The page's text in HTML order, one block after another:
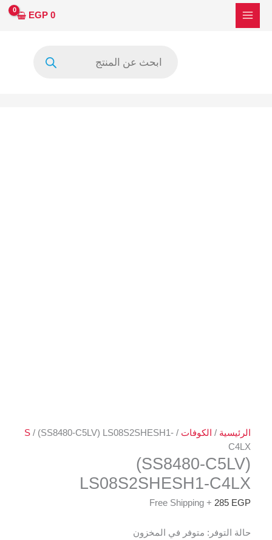
تخطي
0
EGP
الرئيسية / الكوفات /
S / (SS8480-C5LV) LS08S2SHESH1-
C4LX
(SS8480-C5LV)
LS08S2SHESH1-C4LX
285 EGP
+ Free Shipping
حالة التوفر: متوفر في المخزون
كمية
(SS8480-